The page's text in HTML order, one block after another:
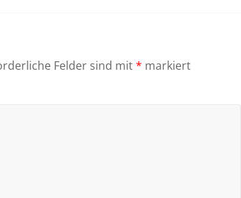
Felder sind mit* markiert